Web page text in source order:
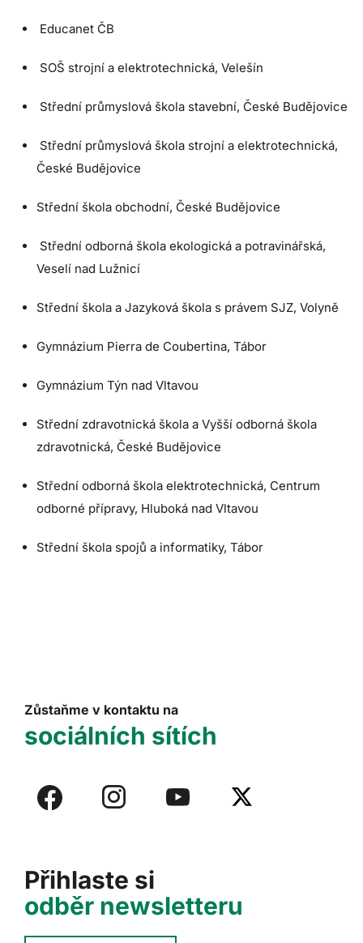
Educanet ČB
SOŠ strojní a elektrotechnická, Velešín
Střední průmyslová škola stavební, České Budějovice
Střední průmyslová škola strojní a elektrotechnická,
České Budějovice
Střední škola obchodní, České Budějovice
Střední odborná škola ekologická a potravinářská,
Veselí nad Lužnicí
Střední škola a Jazyková škola s právem SJZ, Volyně
Gymnázium Pierra de Coubertina, Tábor
Gymnázium Týn nad Vltavou
Střední zdravotnická škola a Vyšší odborná škola
zdravotnická, České Budějovice
Střední odborná škola elektrotechnická, Centrum
odborné přípravy, Hluboká nad Vltavou
Střední škola spojů a informatiky, Tábor
Přihlaste si
odběr newsletteru
Zůstaňme v kontaktu na
sociálních sítích